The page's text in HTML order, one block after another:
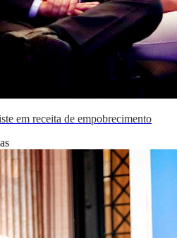
em receita de empobrecimento